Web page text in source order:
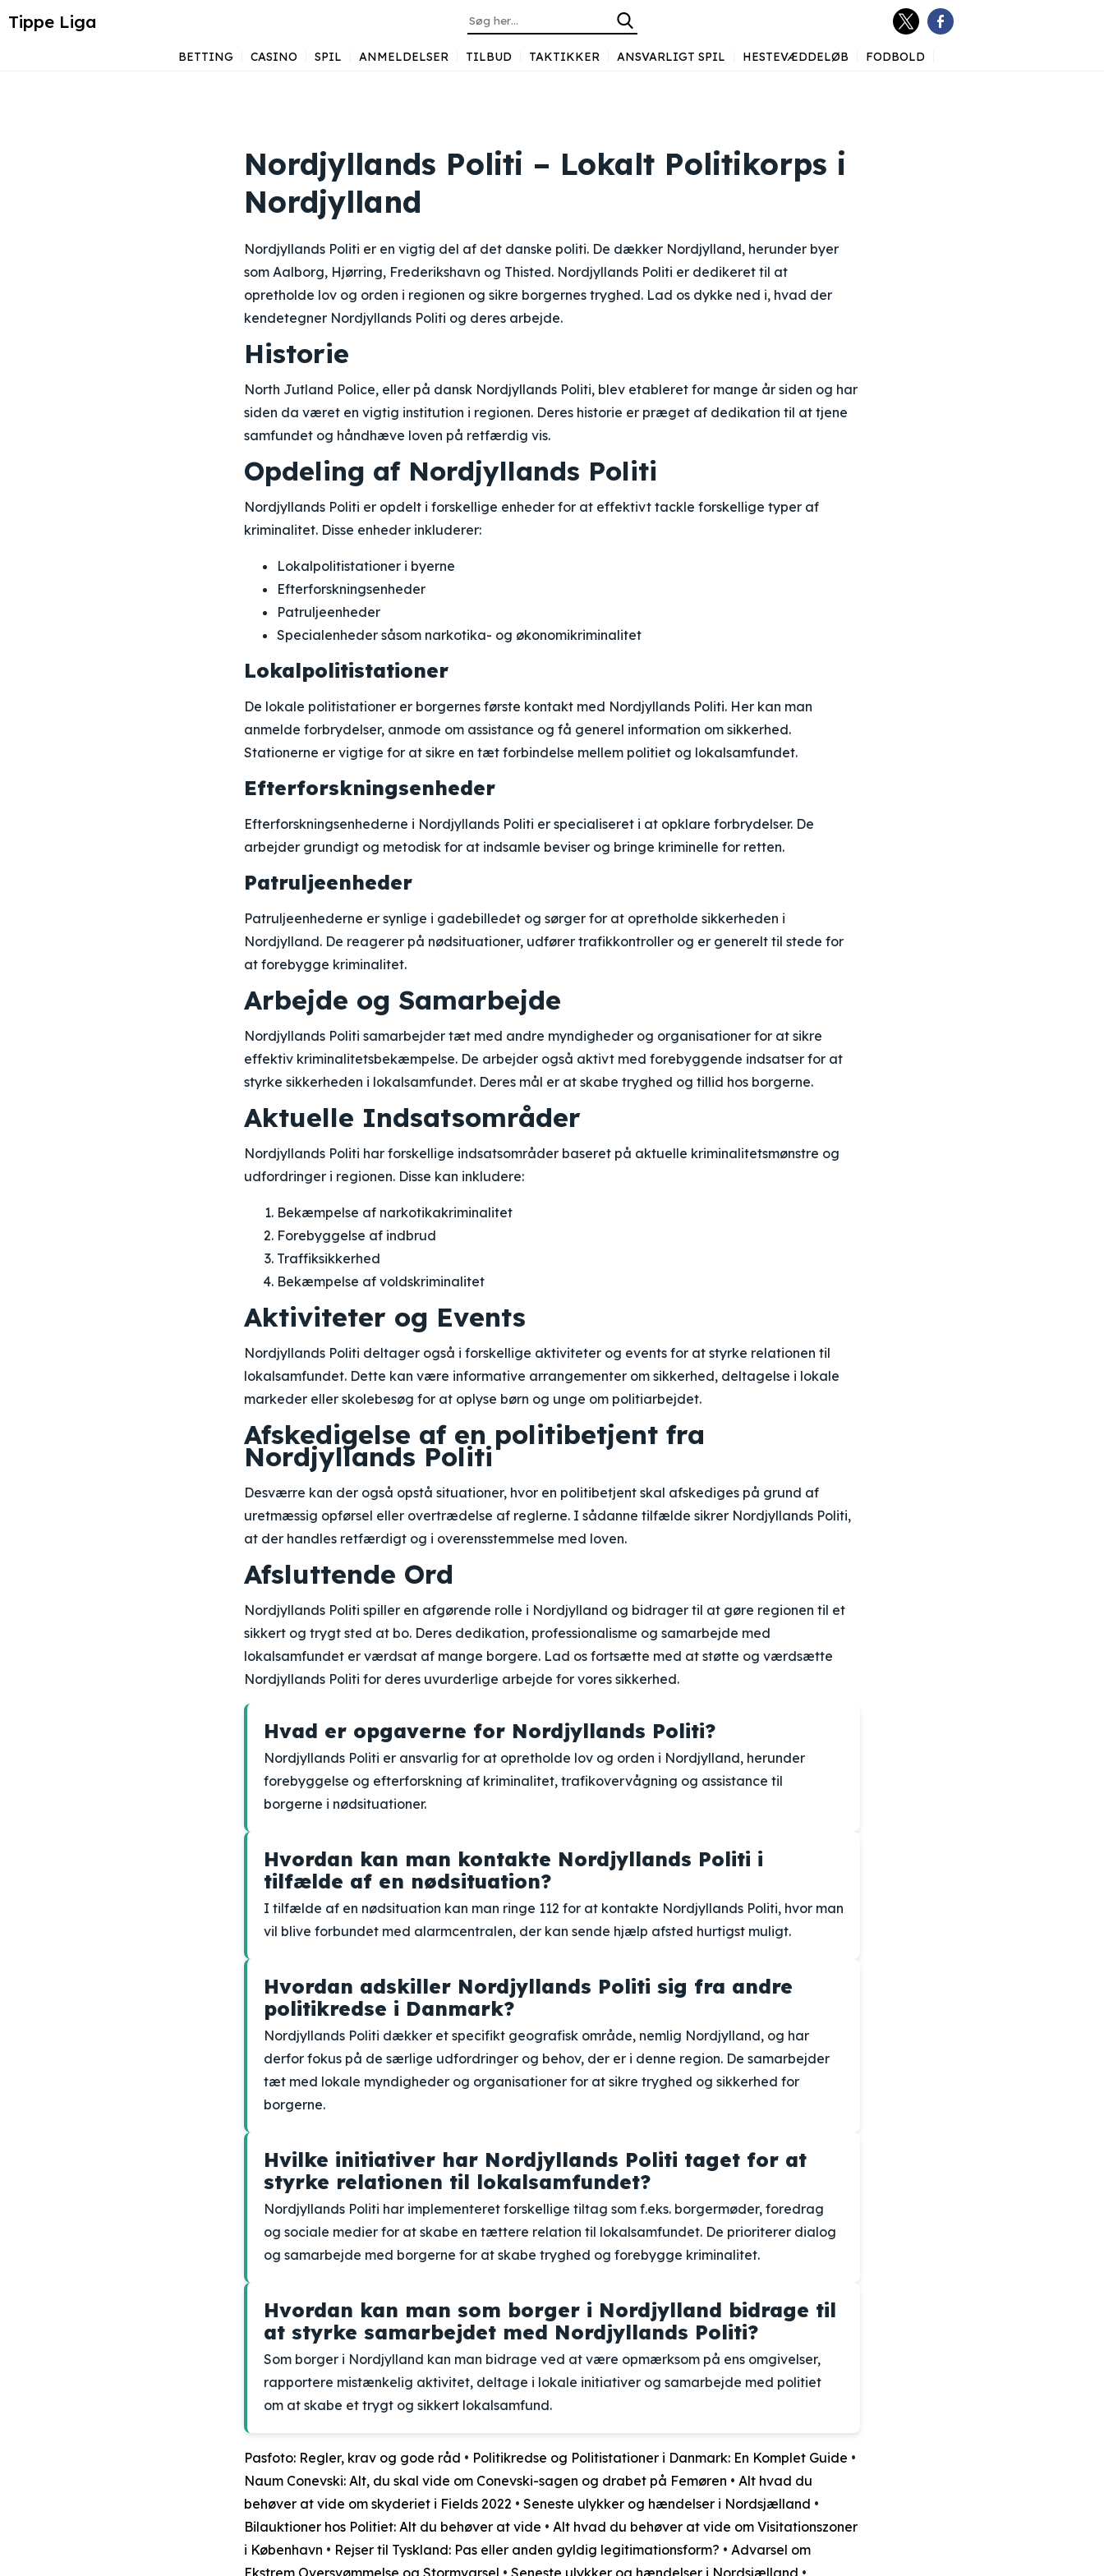
Tippe Liga
BETTING CASINO SPIL ANMELDELSER TILBUD TAKTIKKER ANSVARLIGT SPIL HESTEVÆDDELØB FODBOLD
Nordjyllands Politi – Lokalt Politikorps i
Nordjylland
Nordjyllands Politi er en vigtig del af det danske politi. De dækker Nordjylland, herunder byer
som Aalborg, Hjørring, Frederikshavn og Thisted. Nordjyllands Politi er dedikeret til at
opretholde lov og orden i regionen og sikre borgernes tryghed. Lad os dykke ned i, hvad der
kendetegner Nordjyllands Politi og deres arbejde.
Historie
North Jutland Police, eller på dansk Nordjyllands Politi, blev etableret for mange år siden og har
siden da været en vigtig institution i regionen. Deres historie er præget af dedikation til at tjene
samfundet og håndhæve loven på retfærdig vis.
Opdeling af Nordjyllands Politi
Nordjyllands Politi er opdelt i forskellige enheder for at effektivt tackle forskellige typer af
kriminalitet. Disse enheder inkluderer:
Lokalpolitistationer i byerne
Efterforskningsenheder
Patruljeenheder
Specialenheder såsom narkotika- og økonomikriminalitet
Lokalpolitistationer
De lokale politistationer er borgernes første kontakt med Nordjyllands Politi. Her kan man
anmelde forbrydelser, anmode om assistance og få generel information om sikkerhed.
Stationerne er vigtige for at sikre en tæt forbindelse mellem politiet og lokalsamfundet.
Efterforskningsenheder
Efterforskningsenhederne i Nordjyllands Politi er specialiseret i at opklare forbrydelser. De
arbejder grundigt og metodisk for at indsamle beviser og bringe kriminelle for retten.
Patruljeenheder
Patruljeenhederne er synlige i gadebilledet og sørger for at opretholde sikkerheden i
Nordjylland. De reagerer på nødsituationer, udfører trafikkontroller og er generelt til stede for
at forebygge kriminalitet.
Arbejde og Samarbejde
Nordjyllands Politi samarbejder tæt med andre myndigheder og organisationer for at sikre
effektiv kriminalitetsbekæmpelse. De arbejder også aktivt med forebyggende indsatser for at
styrke sikkerheden i lokalsamfundet. Deres mål er at skabe tryghed og tillid hos borgerne.
Aktuelle Indsatsområder
Nordjyllands Politi har forskellige indsatsområder baseret på aktuelle kriminalitetsmønstre og
udfordringer i regionen. Disse kan inkludere:
Bekæmpelse af narkotikakriminalitet
Forebyggelse af indbrud
Traffiksikkerhed
Bekæmpelse af voldskriminalitet
Aktiviteter og Events
Nordjyllands Politi deltager også i forskellige aktiviteter og events for at styrke relationen til
lokalsamfundet. Dette kan være informative arrangementer om sikkerhed, deltagelse i lokale
markeder eller skolebesøg for at oplyse børn og unge om politiarbejdet.
Afskedigelse af en politibetjent fra
Nordjyllands Politi
Desværre kan der også opstå situationer, hvor en politibetjent skal afskediges på grund af
uretmæssig opførsel eller overtrædelse af reglerne. I sådanne tilfælde sikrer Nordjyllands Politi,
at der handles retfærdigt og i overensstemmelse med loven.
Afsluttende Ord
Nordjyllands Politi spiller en afgørende rolle i Nordjylland og bidrager til at gøre regionen til et
sikkert og trygt sted at bo. Deres dedikation, professionalisme og samarbejde med
lokalsamfundet er værdsat af mange borgere. Lad os fortsætte med at støtte og værdsætte
Nordjyllands Politi for deres uvurderlige arbejde for vores sikkerhed.
Hvad er opgaverne for Nordjyllands Politi?
Nordjyllands Politi er ansvarlig for at opretholde lov og orden i Nordjylland, herunder
forebyggelse og efterforskning af kriminalitet, trafikovervågning og assistance til
borgerne i nødsituationer.
Hvordan kan man kontakte Nordjyllands Politi i
tilfælde af en nødsituation?
I tilfælde af en nødsituation kan man ringe 112 for at kontakte Nordjyllands Politi, hvor man
vil blive forbundet med alarmcentralen, der kan sende hjælp afsted hurtigst muligt.
Hvordan adskiller Nordjyllands Politi sig fra andre
politikredse i Danmark?
Nordjyllands Politi dækker et specifikt geografisk område, nemlig Nordjylland, og har
derfor fokus på de særlige udfordringer og behov, der er i denne region. De samarbejder
tæt med lokale myndigheder og organisationer for at sikre tryghed og sikkerhed for
borgerne.
Hvilke initiativer har Nordjyllands Politi taget for at
styrke relationen til lokalsamfundet?
Nordjyllands Politi har implementeret forskellige tiltag som f.eks. borgermøder, foredrag
og sociale medier for at skabe en tættere relation til lokalsamfundet. De prioriterer dialog
og samarbejde med borgerne for at skabe tryghed og forebygge kriminalitet.
Hvordan kan man som borger i Nordjylland bidrage til
at styrke samarbejdet med Nordjyllands Politi?
Som borger i Nordjylland kan man bidrage ved at være opmærksom på ens omgivelser,
rapportere mistænkelig aktivitet, deltage i lokale initiativer og samarbejde med politiet
om at skabe et trygt og sikkert lokalsamfund.
Pasfoto: Regler, krav og gode råd • Politikredse og Politistationer i Danmark: En Komplet Guide •
Naum Conevski: Alt, du skal vide om Conevski-sagen og drabet på Femøren • Alt hvad du
behøver at vide om skyderiet i Fields 2022 • Seneste ulykker og hændelser i Nordsjælland •
Bilauktioner hos Politiet: Alt du behøver at vide • Alt hvad du behøver at vide om Visitationszoner
i København • Rejser til Tyskland: Pas eller anden gyldig legitimationsform? • Advarsel om
Ekstrem Oversvømmelse og Stormvarsel • Seneste ulykker og hændelser i Nordsjælland •